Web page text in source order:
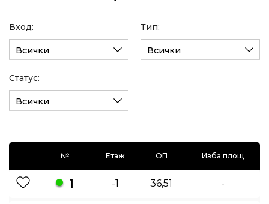
Вход:
Всички
Тип:
Всички
Статус:
Всички
№ Етаж ОП Изба площ
1 -1 36,51 -